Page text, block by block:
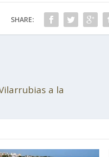
SHARE:
a la